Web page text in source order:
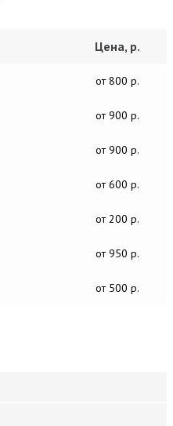
Цена, р.
от 800 р.
от 900 р.
от 900 р.
от 600 р.
от 200 р.
от 950 р.
от 500 р.